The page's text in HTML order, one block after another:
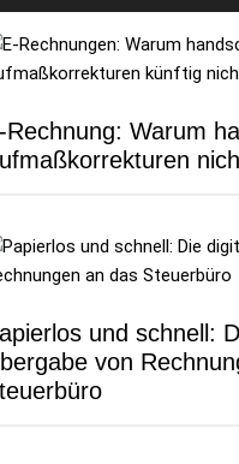
Rechnung: Warum
und schnell:
von